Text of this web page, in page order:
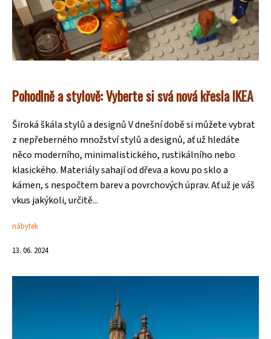
Pohodlně a stylově: Vyberte si svá nová křesla IKEA
Široká škála stylů a designů V dnešní době si můžete vybrat
z nepřeberného množství stylů a designů, ať už hledáte
něco moderního, minimalistického, rustikálního nebo
klasického. Materiály sahají od dřeva a kovu po sklo a
kámen, s nespočtem barev a povrchových úprav. Ať už je váš
vkus jakýkoli, určitě...
nábytek
13. 06. 2024